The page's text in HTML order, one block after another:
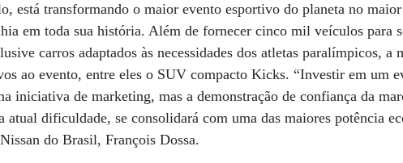
está transformando o maior evento esportivo do planeta no
em toda sua história. Além de fornecer cinco mil veículos para
carros adaptados às necessidades dos atletas paralímpicos, a
ao evento, entre eles o SUV compacto Kicks. “Investir em um
iniciativa de marketing, mas a demonstração de confiança da
atual dificuldade, se consolidará com uma das maiores potência
do Brasil, François Dossa.